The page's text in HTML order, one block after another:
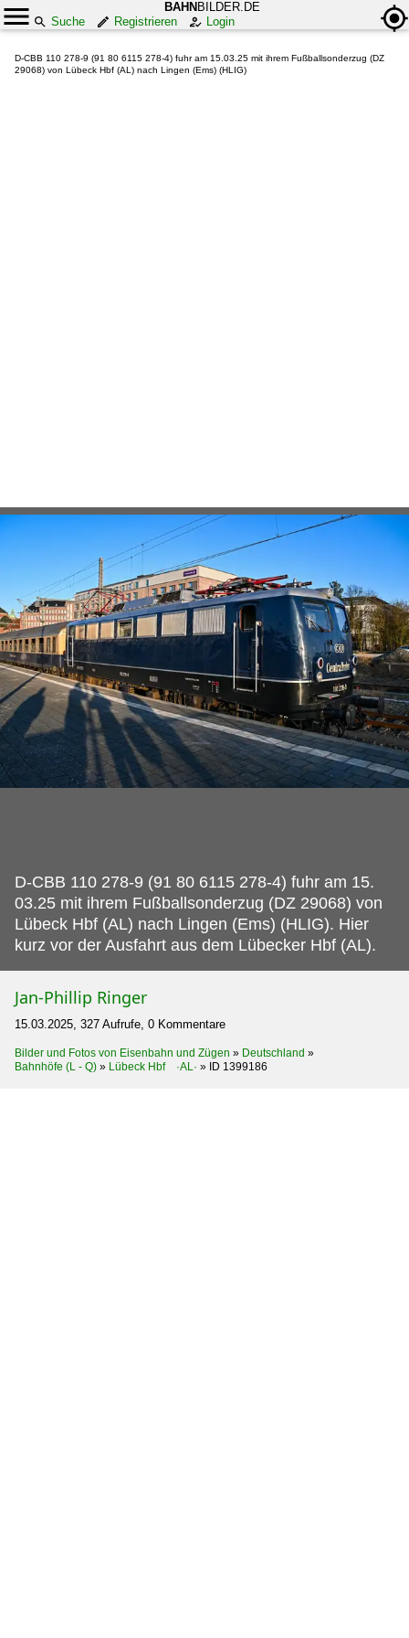
BAHN BILDER.DE
Suche
Registrieren Login
D-CBB 110 278-9 (91 80 6115 278-4) fuhr am 15.03.25 mit ihrem Fußballsonderzug (DZ
29068) von Lübeck Hbf (AL) nach Lingen (Ems) (HLIG)
D-CBB 110 278-9 (91 80 6115 278-4) fuhr am 15.
03.25 mit ihrem Fußballsonderzug (DZ 29068) von
Lübeck Hbf (AL) nach Lingen (Ems) (HLIG). Hier
kurz vor der Ausfahrt aus dem Lübecker Hbf (AL).
Jan-Phillip Ringer
15.03.2025, 327 Aufrufe, 0 Kommentare
Bilder und Fotos von Eisenbahn und Zügen » Deutschland »
Bahnhöfe (L - Q) » Lübeck Hbf ·AL· » ID 1399186